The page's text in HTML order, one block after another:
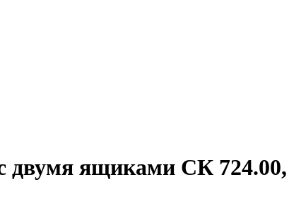
двумя ящиками СК